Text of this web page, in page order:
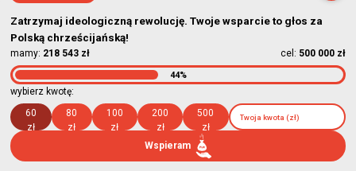
Zatrzymaj ideologiczną rewolucję. Twoje wsparcie to głos za
Polską chrześcijańską!
mamy: 218 543 zł cel: 500 000 zł
44%
wybierz kwotę:
60
zł
80
zł
100
zł
200
zł
500
zł
Wspieram